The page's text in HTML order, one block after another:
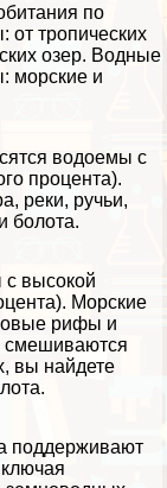
по
от тропических
озер. Водные
морские и
водоемы с
процента).
реки, ручьи,
болота.
с высокой
Морские
рифы и
смешиваются
вы найдете
поддерживают